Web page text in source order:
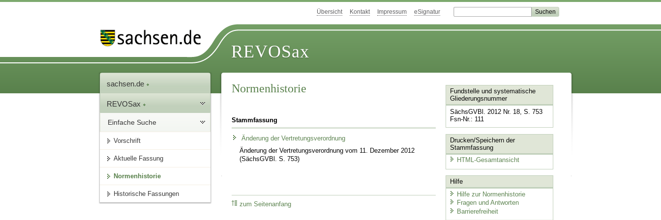
Übersicht Kontakt Impressum eSignatur
REVOSax
sachsen.de
REVOSax
Einfache Suche
Vorschrift
Aktuelle Fassung
Normenhistorie
Historische Fassungen
Normenhistorie
Stammfassung
Änderung der Vertretungsverordnung
Änderung der Vertretungsverordnung vom 11. Dezember 2012
(SächsGVBl. S. 753)
zum Seitenanfang
Fundstelle und systematische
Gliederungsnummer
SächsGVBl. 2012 Nr. 18, S. 753
Fsn-Nr.: 111
Drucken/Speichern der
Stammfassung
HTML-Gesamtansicht
Hilfe
Hilfe zur Normenhistorie
Fragen und Antworten
Barrierefreiheit